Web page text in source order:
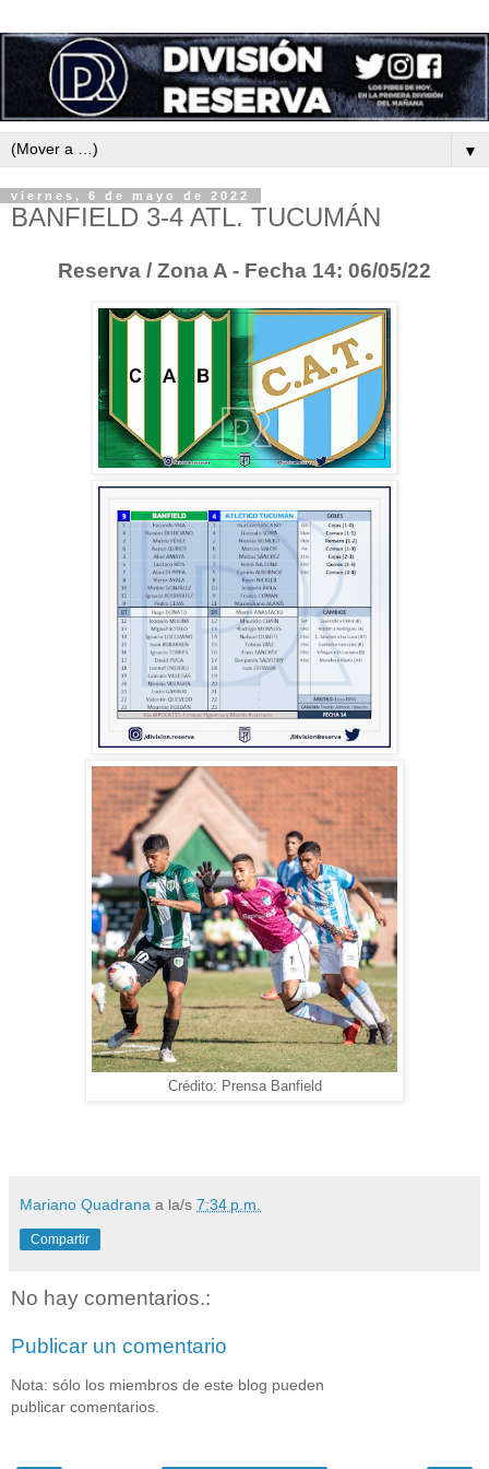
▼
viernes, 6 de mayo de 2022
BANFIELD 3-4 ATL. TUCUMÁN
Reserva / Zona A - Fecha 14: 06/05/22
Crédito: Prensa Banfield
Mariano Quadrana a la/s 7:34 p.m.
Compartir
No hay comentarios.:
Publicar un comentario
Nota: sólo los miembros de este blog pueden
publicar comentarios.